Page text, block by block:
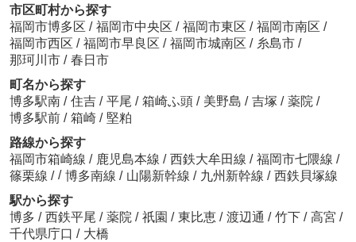
市区町村から探す
福岡市博多区 / 福岡市中央区 / 福岡市東区 / 福岡市南区 /
福岡市西区 / 福岡市早良区 / 福岡市城南区 / 糸島市 /
那珂川市 / 春日市
町名から探す
博多駅南 / 住吉 / 平尾 / 箱崎ふ頭 / 美野島 / 吉塚 / 薬院 /
博多駅前 / 箱崎 / 堅粕
路線から探す
福岡市箱崎線 / 鹿児島本線 / 西鉄大牟田線 / 福岡市七隈線 /
篠栗線 / / 博多南線 / 山陽新幹線 / 九州新幹線 / 西鉄貝塚線
駅から探す
博多 / 西鉄平尾 / 薬院 / 祇園 / 東比恵 / 渡辺通 / 竹下 / 高宮 /
千代県庁口 / 大橋